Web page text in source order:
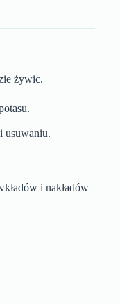
żywic.
usuwaniu.
i nakładów